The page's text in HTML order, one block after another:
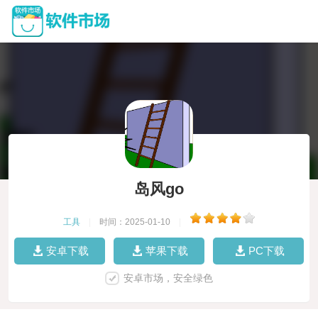
岛风go
工具 时间：2025-01-10
安卓下载 苹果下载 PC下载
安卓市场，安全绿色